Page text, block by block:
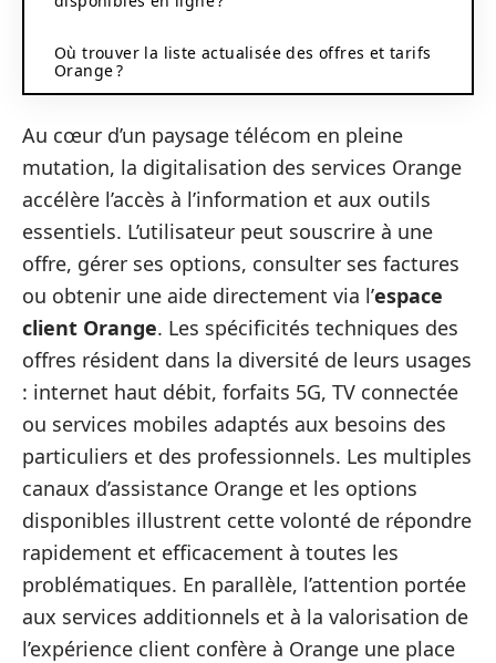
Où trouver la liste actualisée des offres et tarifs
Orange ?
Au cœur d’un paysage télécom en pleine
mutation, la digitalisation des services Orange
accélère l’accès à l’information et aux outils
essentiels. L’utilisateur peut souscrire à une
offre, gérer ses options, consulter ses factures
ou obtenir une aide directement via l’espace
client Orange. Les spécificités techniques des
offres résident dans la diversité de leurs usages
: internet haut débit, forfaits 5G, TV connectée
ou services mobiles adaptés aux besoins des
particuliers et des professionnels. Les multiples
canaux d’assistance Orange et les options
disponibles illustrent cette volonté de répondre
rapidement et efficacement à toutes les
problématiques. En parallèle, l’attention portée
aux services additionnels et à la valorisation de
l’expérience client confère à Orange une place